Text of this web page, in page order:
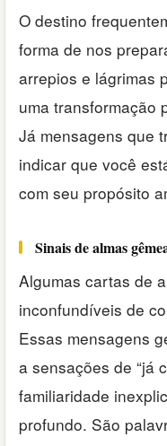
O destino
forma de nos
arrepios e lágrimas
uma transformação
Já mensagens que
indicar que você
com seu propósito
Sinais de almas
Algumas cartas de
inconfundíveis de
Essas mensagens
a sensações de “já
familiaridade
profundo. São